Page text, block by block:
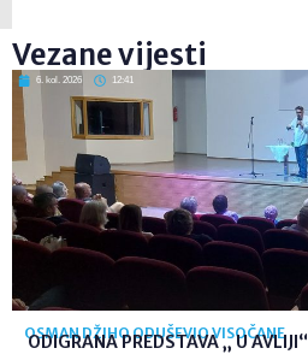
Vezane vijesti
6. kol. 2026 12:41
OSMAN DŽIHO ODUŠEVIO VISOČANE
ODIGRANA PREDSTAVA „ U AVLIJI“